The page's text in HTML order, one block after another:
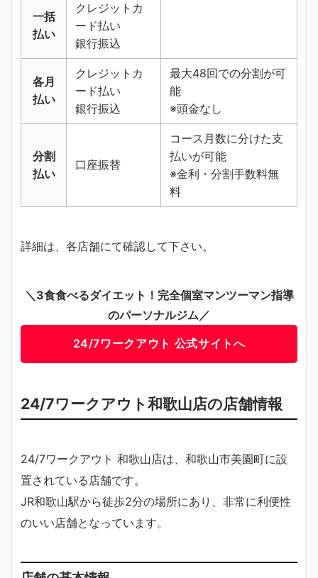
一括
払い
クレジットカ
ード払い
銀行振込
各月
払い
クレジットカ
ード払い
銀行振込
最大48回での分割が可
能
※頭金なし
分割
払い
口座振替
コース月数に分けた支
払いが可能
※金利・分割手数料無
料
詳細は、各店舗にて確認して下さい。
＼3食食べるダイエット！完全個室マンツーマン指導
のパーソナルジム／
24/7ワークアウト 公式サイトへ
24/7ワークアウト和歌山店の店舗情報
24/7ワークアウト 和歌山店は、和歌山市美園町に設
置されている店舗です。
JR和歌山駅から徒歩2分の場所にあり、非常に利便性
のいい店舗となっています。